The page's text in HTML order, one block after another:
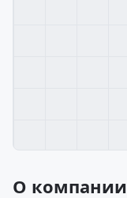
О компании